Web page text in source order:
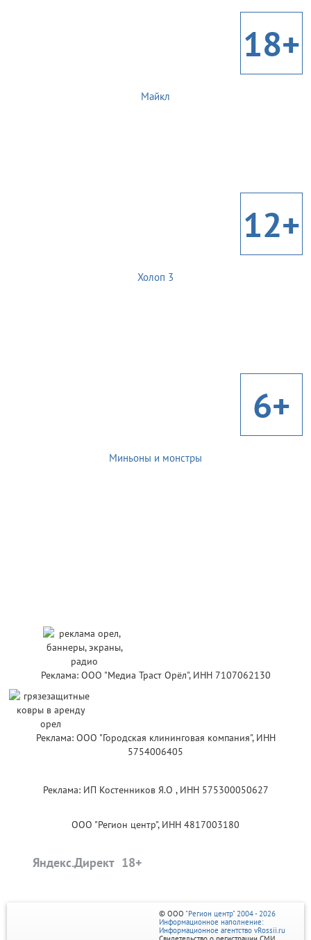
18+
Майкл
12+
Холоп 3
6+
Миньоны и монстры
Реклама: ООО "Медиа Траст Орёл", ИНН 7107062130
Реклама: ООО "Городская клининговая компания", ИНН
5754006405
Реклама: ИП Костенников Я.О , ИНН 575300050627
ООО "Регион центр", ИНН 4817003180
Яндекс.Директ
© ООО "Регион центр" 2004 - 2026
Информационное наполнение:
Информационное агентство vRossii.ru